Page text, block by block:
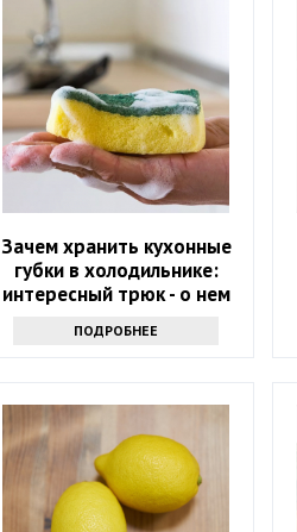
Зачем хранить кухонные
губки в холодильнике:
интересный трюк - о нем
продвинутые хозяйки
ПОДРОБНЕЕ